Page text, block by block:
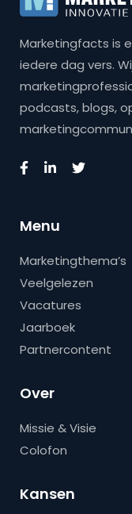
Marketingfacts is
iedere dag vers.
podcasts, blogs,
Menu
Marketingthema’s
Veelgelezen
Vacatures
Jaarboek
Partnercontent
Over
Missie & Visie
Colofon
Kansen